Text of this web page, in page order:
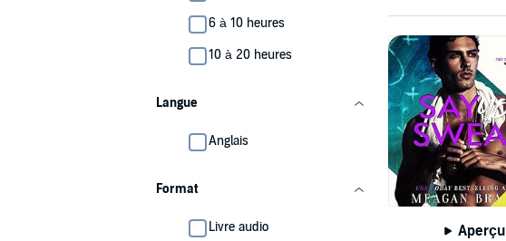
6 à 10 heures
10 à 20 heures
Langue
Anglais
Format
Livre audio Aperçu